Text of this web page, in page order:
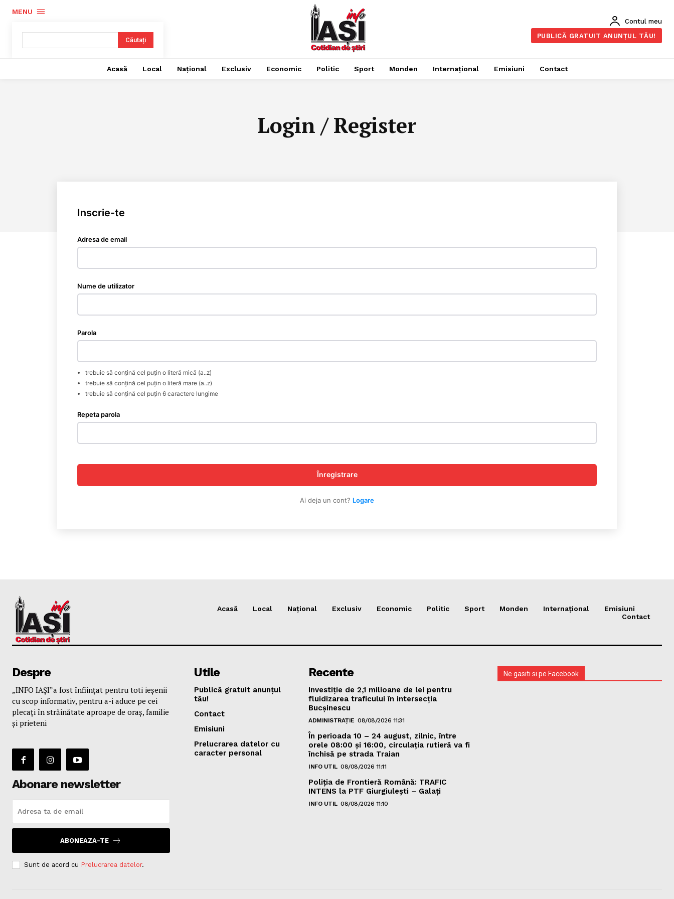
INFO IAȘI
Contact
Emisiuni
Prelucrarea datelor cu caracter personal
MENU
Căutați
Contul meu
PUBLICĂ GRATUIT ANUNȚUL TĂU!
Acasă Local Național Exclusiv Economic Politic Sport Monden Internațional Emisiuni Contact
Login / Register
Inscrie-te
Adresa de email
Nume de utilizator
Parola
trebuie să conțină cel puțin o literă mică (a..z)
trebuie să conțină cel puțin o literă mare (a..z)
trebuie să conțină cel puțin 6 caractere lungime
Repeta parola
Înregistrare
Ai deja un cont? Logare
Acasă Local Național Exclusiv Economic Politic Sport Monden Internațional
Emisiuni
Contact
Despre
„INFO IAȘI”a fost înfiinţat pentru toti ieşenii
cu scop informativ, pentru a-i aduce pe cei
plecaţi în străinătate aproape de oraş, familie
și prieteni
Abonare newsletter
ABONEAZA-TE
Sunt de acord cu Prelucrarea datelor.
Utile
Publică gratuit anunțul
tău!
Contact
Emisiuni
Prelucrarea datelor cu
caracter personal
Recente
Investiție de 2,1 milioane de lei pentru
fluidizarea traficului în intersecția
Bucșinescu
ADMINISTRAȚIE 08/08/2026 11:31
În perioada 10 – 24 august, zilnic, între
orele 08:00 și 16:00, circulația rutieră va fi
închisă pe strada Traian
INFO UTIL 08/08/2026 11:11
Poliţia de Frontieră Română: TRAFIC
INTENS la PTF Giurgiulești – Galați
INFO UTIL 08/08/2026 11:10
Ne gasiti si pe Facebook